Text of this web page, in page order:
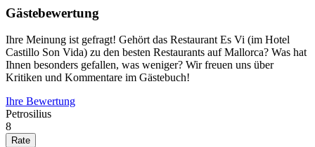
Gästebewertung
Ihre Meinung ist gefragt! Gehört das Restaurant Es Vi (im Hotel
Castillo Son Vida) zu den besten Restaurants auf Mallorca? Was hat
Ihnen besonders gefallen, was weniger? Wir freuen uns über
Kritiken und Kommentare im Gästebuch!
Ihre Bewertung
Petrosilius
8